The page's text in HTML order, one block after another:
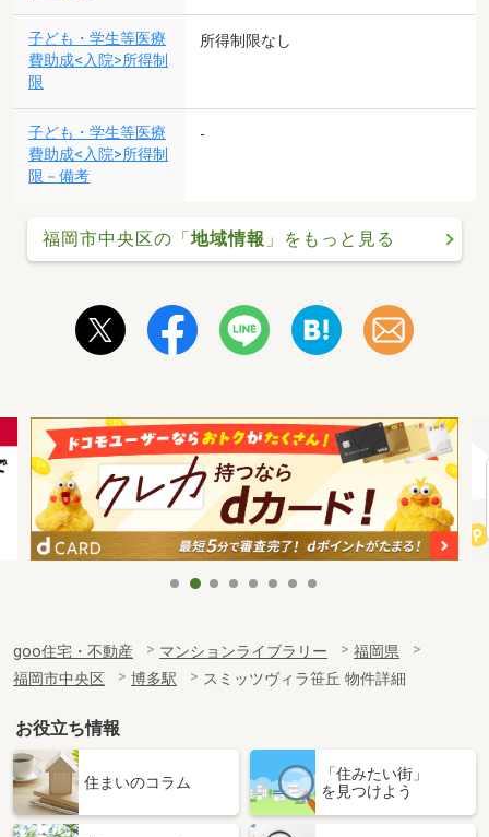
子ども・学生等医療
費助成<入院>所得制
限
所得制限なし
子ども・学生等医療
費助成<入院>所得制
限－備考
-
福岡市中央区の「地域情報 」をもっと見る
goo住宅・不動産 マンションライブラリー
福岡県
福岡市中央区
博多駅 スミッツヴィラ笹丘 物件詳細
お役立ち情報
住まいのコラム
「住みたい街」
を見つけよう